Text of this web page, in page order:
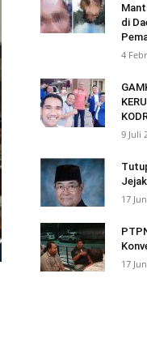
di
4
9 Juli
17
17